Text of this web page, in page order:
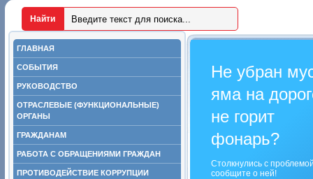
ГЛАВНАЯ
СОБЫТИЯ
РУКОВОДСТВО
ОТРАСЛЕВЫЕ (ФУНКЦИОНАЛЬНЫЕ)
ОРГАНЫ
ГРАЖДАНАМ
РАБОТА С ОБРАЩЕНИЯМИ ГРАЖДАН
ПРОТИВОДЕЙСТВИЕ КОРРУПЦИИ
Не убран
яма на
не горит
фонарь?
Столкнулись с
сообщите о ней!